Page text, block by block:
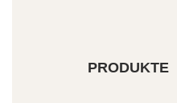
PRODUKTE